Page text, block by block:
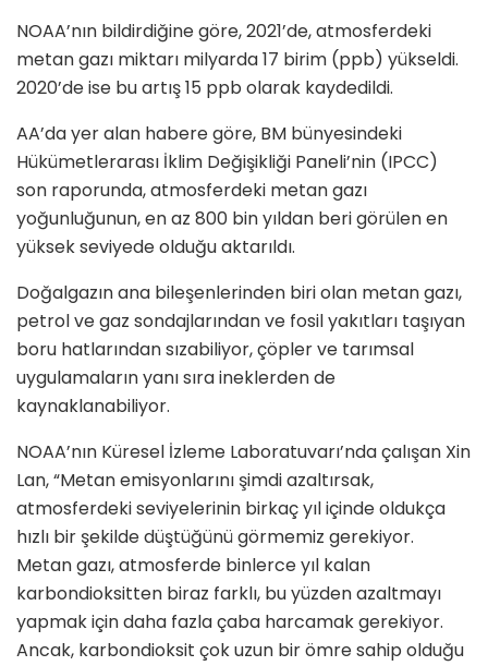
NOAA’nın bildirdiğine göre, 2021’de, atmosferdeki
metan gazı miktarı milyarda 17 birim (ppb) yükseldi.
2020’de ise bu artış 15 ppb olarak kaydedildi.
AA’da yer alan habere göre, BM bünyesindeki
Hükümetlerarası İklim Değişikliği Paneli’nin (IPCC)
son raporunda, atmosferdeki metan gazı
yoğunluğunun, en az 800 bin yıldan beri görülen en
yüksek seviyede olduğu aktarıldı.
Doğalgazın ana bileşenlerinden biri olan metan gazı,
petrol ve gaz sondajlarından ve fosil yakıtları taşıyan
boru hatlarından sızabiliyor, çöpler ve tarımsal
uygulamaların yanı sıra ineklerden de
kaynaklanabiliyor.
NOAA’nın Küresel İzleme Laboratuvarı’nda çalışan Xin
Lan, “Metan emisyonlarını şimdi azaltırsak,
atmosferdeki seviyelerinin birkaç yıl içinde oldukça
hızlı bir şekilde düştüğünü görmemiz gerekiyor.
Metan gazı, atmosferde binlerce yıl kalan
karbondioksitten biraz farklı, bu yüzden azaltmayı
yapmak için daha fazla çaba harcamak gerekiyor.
Ancak, karbondioksit çok uzun bir ömre sahip olduğu